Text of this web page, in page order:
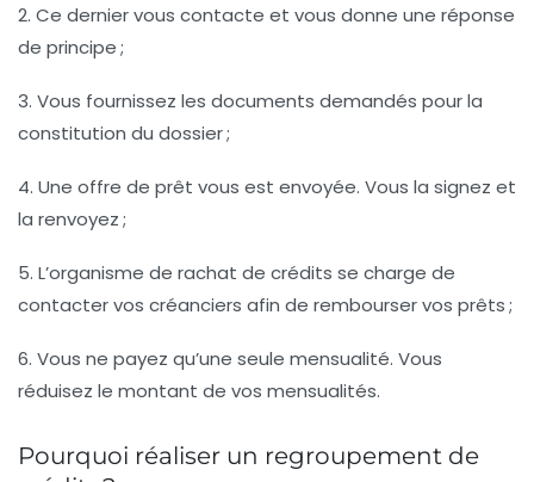
2. Ce dernier vous contacte et vous donne une réponse
de principe ;
3. Vous fournissez les documents demandés pour la
constitution du dossier ;
4. Une offre de prêt vous est envoyée. Vous la signez et
la renvoyez ;
5. L’organisme de rachat de crédits se charge de
contacter vos créanciers afin de rembourser vos prêts ;
6. Vous ne payez qu’une seule mensualité. Vous
réduisez le montant de vos mensualités.
Pourquoi réaliser un regroupement de